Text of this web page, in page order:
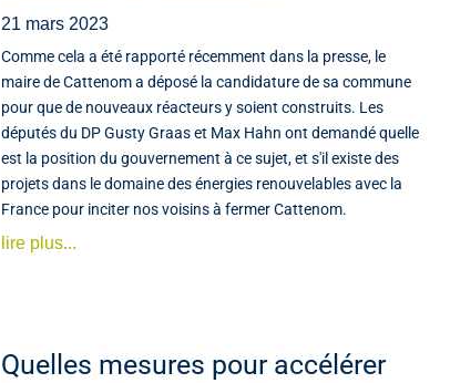
21 mars 2023
Comme cela a été rapporté récemment dans la presse, le
maire de Cattenom a déposé la candidature de sa commune
pour que de nouveaux réacteurs y soient construits. Les
députés du DP Gusty Graas et Max Hahn ont demandé quelle
est la position du gouvernement à ce sujet, et s'il existe des
projets dans le domaine des énergies renouvelables avec la
France pour inciter nos voisins à fermer Cattenom.
lire plus...
Quelles mesures pour accélérer